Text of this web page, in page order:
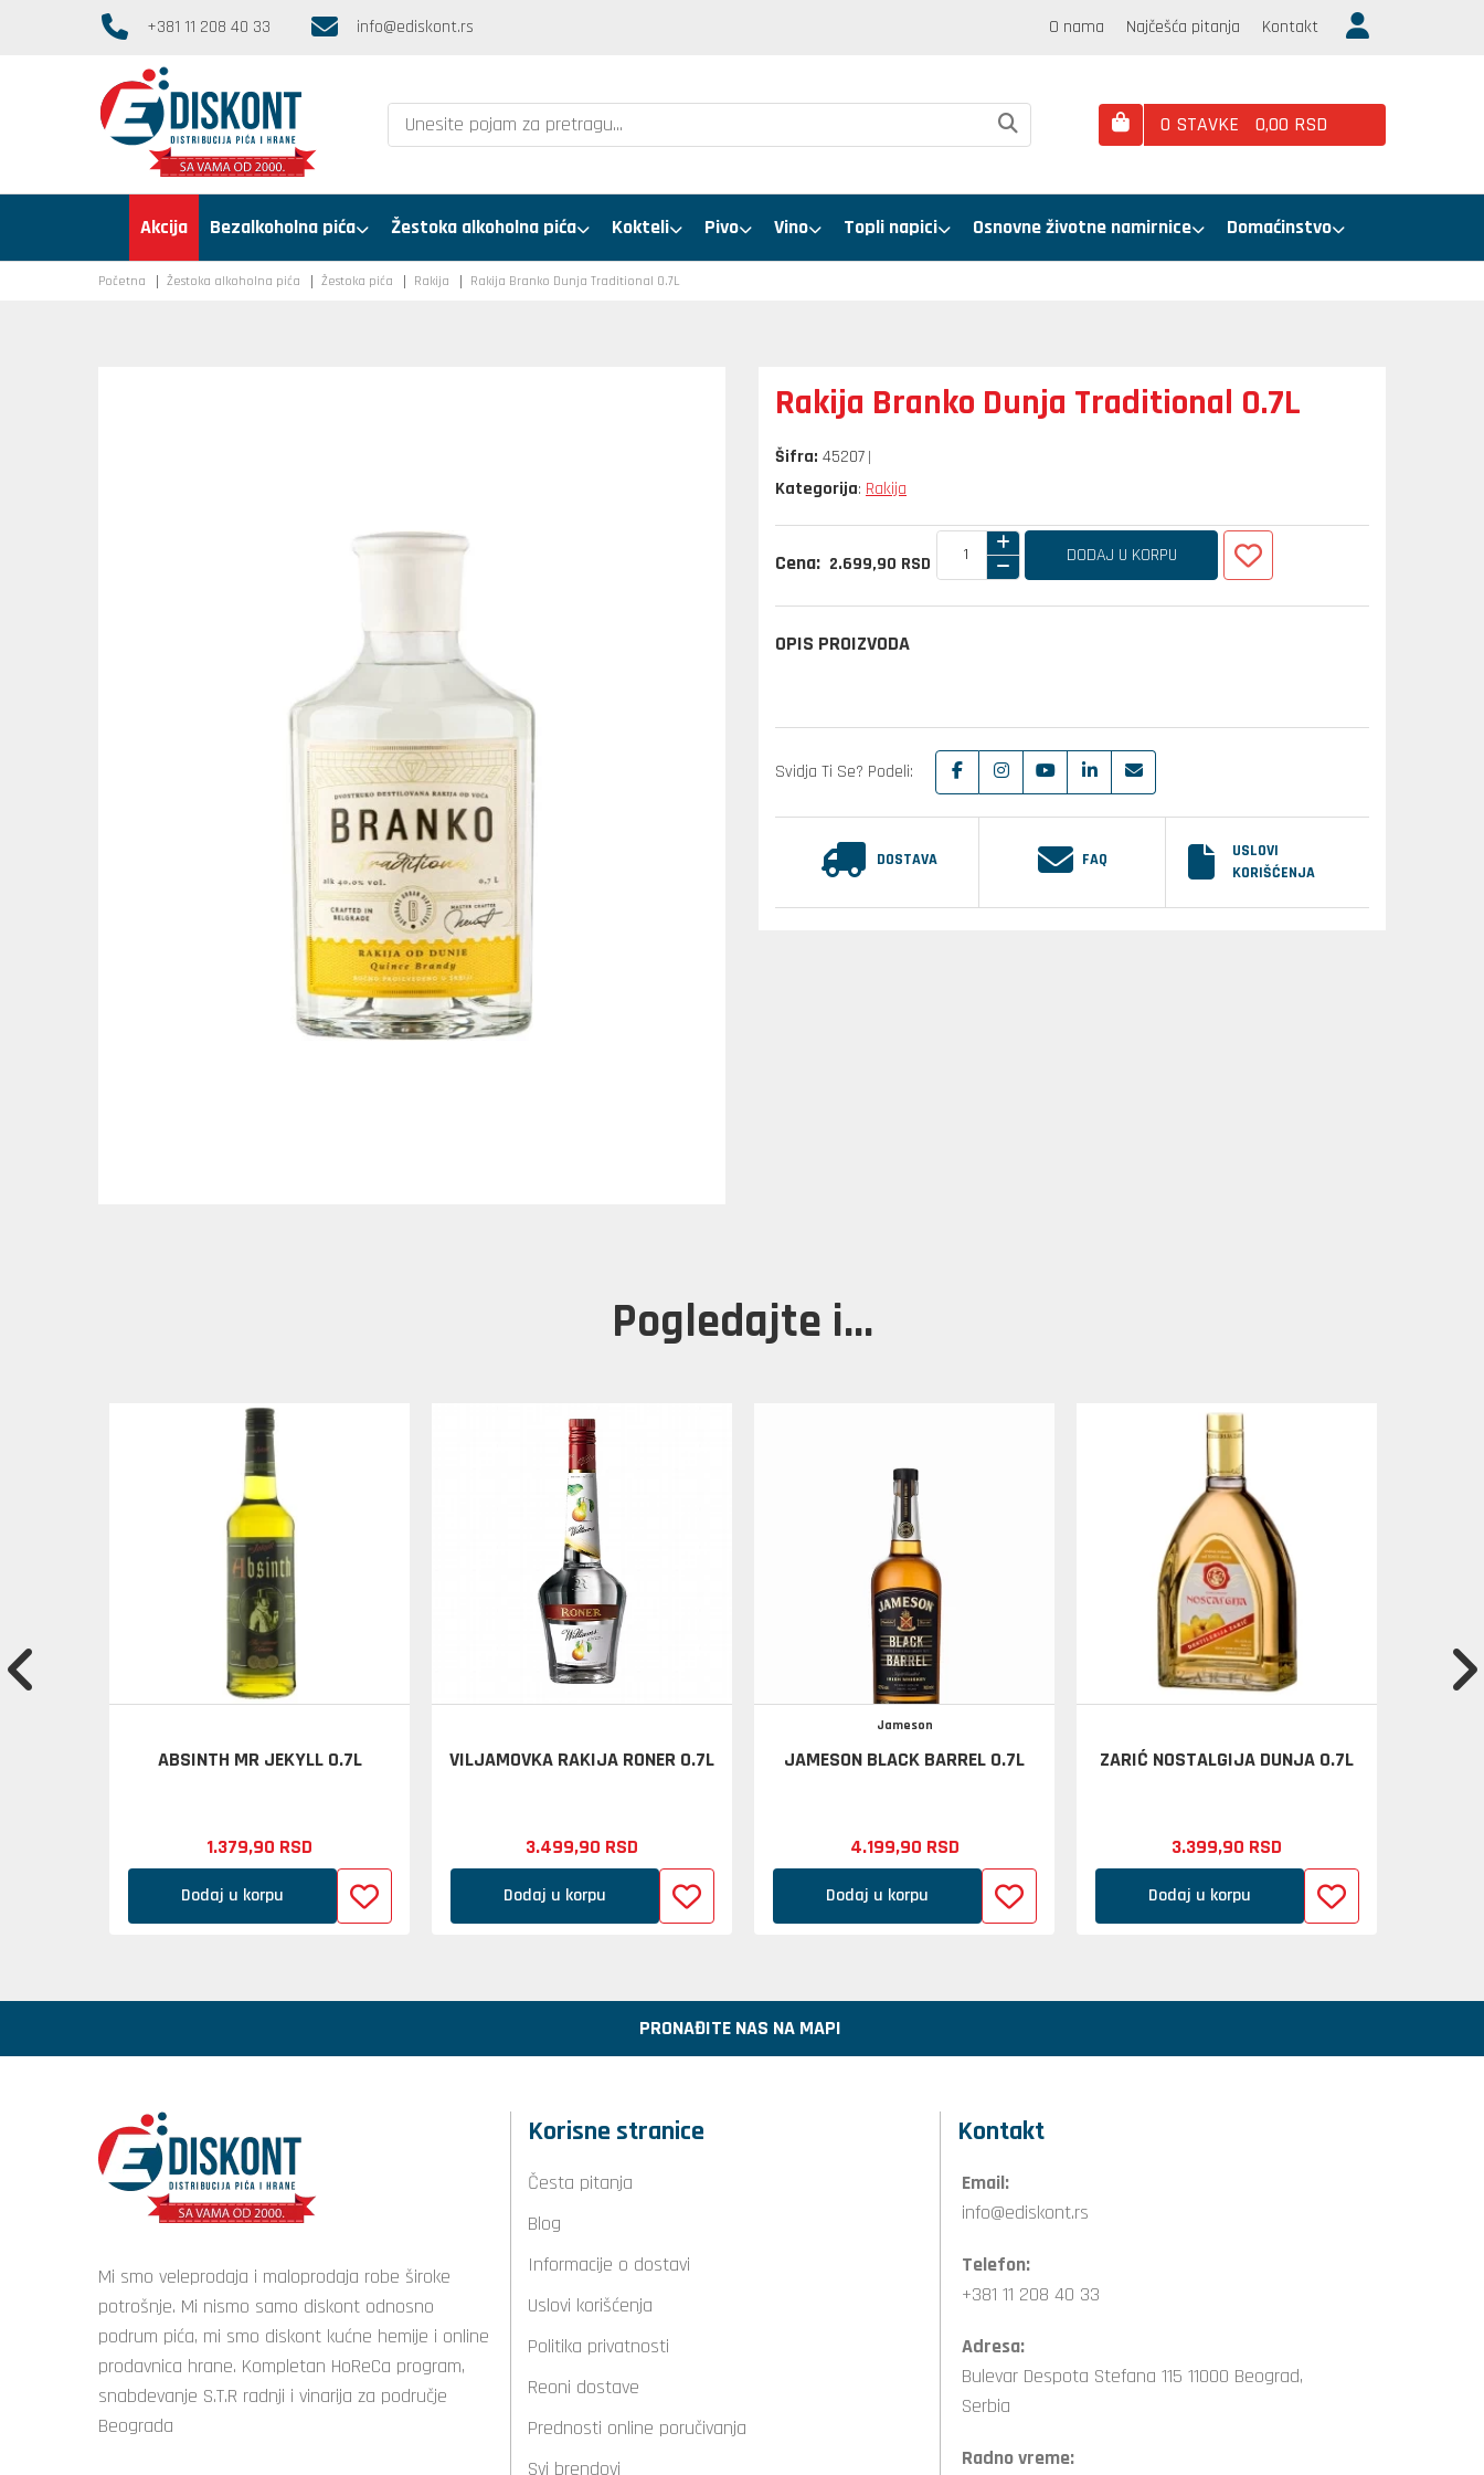
+381 11 208 40 33 info@ediskont.rs O nama Najčešća pitanja Kontakt
0 STAVKE 0,00 RSD
Akcija Bezalkoholna pića Žestoka alkoholna pića Kokteli Pivo Vino Topli napici Osnovne životne namirnice Domaćinstvo
Početna Žestoka alkoholna pića Žestoka pića Rakija Rakija Branko Dunja Traditional 0.7L
Rakija Branko Dunja Traditional 0.7L
Šifra: 45207
Kategorija: Rakija
Cena: 2.699,90 RSD DODAJ U KORPU
OPIS PROIZVODA
Svidja Ti Se? Podeli:
DOSTAVA FAQ
USLOVI
KORIŠĆENJA
Pogledajte i...
ABSINTH MR JEKYLL 0.7L
1.379,90 RSD
Dodaj u korpu
VILJAMOVKA RAKIJA RONER 0.7L
3.499,90 RSD
Dodaj u korpu
Jameson
JAMESON BLACK BARREL 0.7L
4.199,90 RSD
Dodaj u korpu
ZARIĆ NOSTALGIJA DUNJA 0.7L
3.399,90 RSD
Dodaj u korpu
PRONAĐITE NAS NA MAPI
Mi smo veleprodaja i maloprodaja robe široke
potrošnje. Mi nismo samo diskont odnosno
podrum pića, mi smo diskont kućne hemije i online
prodavnica hrane. Kompletan HoReCa program,
snabdevanje S.T.R radnji i vinarija za područje
Beograda
Korisne stranice
Česta pitanja
Blog
Informacije o dostavi
Uslovi korišćenja
Politika privatnosti
Reoni dostave
Prednosti online poručivanja
Svi brendovi
Kontakt
Email:
info@ediskont.rs
Telefon:
+381 11 208 40 33
Adresa:
Bulevar Despota Stefana 115 11000 Beograd,
Serbia
Radno vreme: